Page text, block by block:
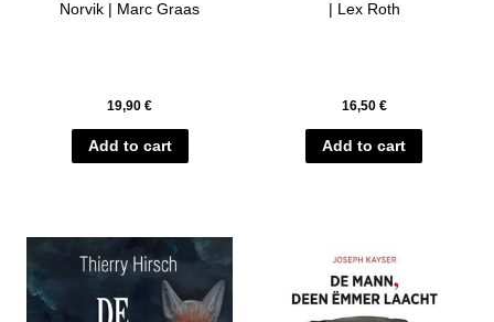
Norvik | Marc Graas
19,90€
Add to cart
| Lex Roth
16,50 €
Add to cart